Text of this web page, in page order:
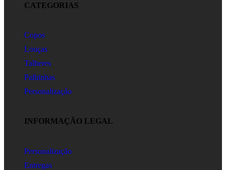
CATEGORIAS
Copos
Louças
Talheres
Palhinhas
Personalização
INFORMAÇÃO LEGAL
Personalização
Entregas